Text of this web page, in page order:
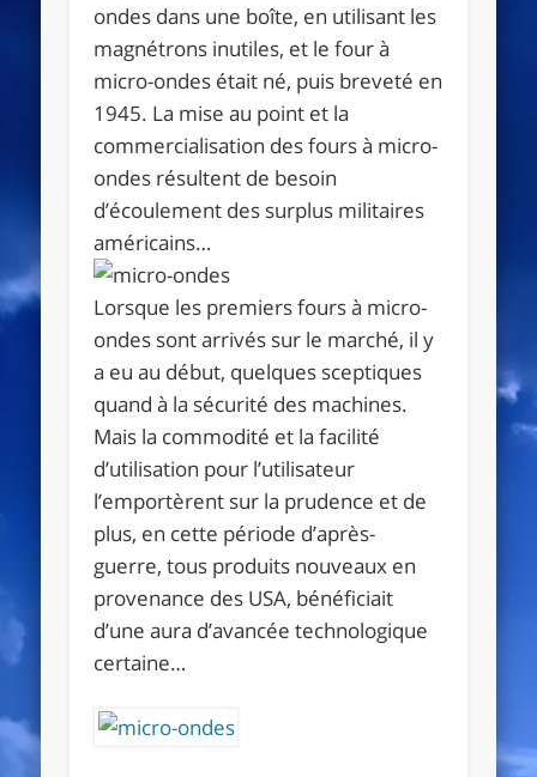
ondes dans une boîte, en utilisant les
magnétrons inutiles, et le four à
micro-ondes était né, puis breveté en
1945. La mise au point et la
commercialisation des fours à micro-
ondes résultent de besoin
d’écoulement des surplus militaires
américains…
Lorsque les premiers fours à micro-
ondes sont arrivés sur le marché, il y
a eu au début, quelques sceptiques
quand à la sécurité des machines.
Mais la commodité et la facilité
d’utilisation pour l’utilisateur
l’emportèrent sur la prudence et de
plus, en cette période d’après-
guerre, tous produits nouveaux en
provenance des USA, bénéficiait
d’une aura d’avancée technologique
certaine…